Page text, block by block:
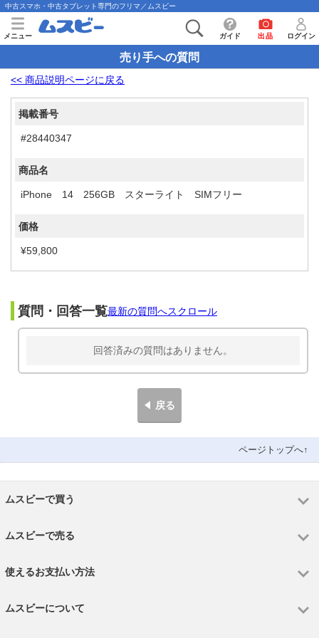
中古スマホ・中古タブレット専門のフリマ／ムスビー
メニュー ガイド 出品 ログイン
売り手への質問
<< 商品説明ページに戻る
掲載番号
#28440347
商品名
iPhone 14 256GB スターライト SIMフリー
価格
¥59,800
質問・回答一覧最新の質問へスクロール
回答済みの質問はありません。
戻る
ページトップへ↑
ムスビーで買う
ムスビーで売る
使えるお支払い方法
ムスビーについて